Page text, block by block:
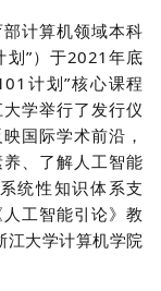
计算机领域本科
划”）于2021年底
计划”核心课程
学举行了发行仪
国际学术前沿，
、了解人工智能
统性知识体系支
工智能引论》教
大学计算机学院